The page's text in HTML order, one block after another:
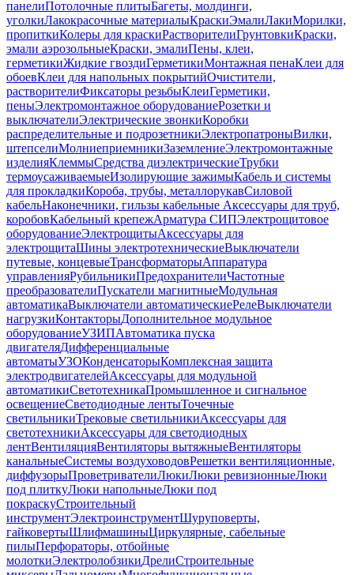
панелиПотолочные плитыБагеты, молдинги,
уголкиЛакокрасочные материалыКраскиЭмалиЛакиМорилки,
пропиткиКолеры для краскиРастворителиГрунтовкиКраски,
эмали аэрозольныеКраски, эмалиПены, клеи,
герметикиЖидкие гвоздиГерметикиМонтажная пенаКлеи для
обоевКлеи для напольных покрытийОчистители,
растворителиФиксаторы резьбыКлеиГерметики,
пеныЭлектромонтажное оборудованиеРозетки и
выключателиЭлектрические звонкиКоробки
распределительные и подрозетникиЭлектропатроныВилки,
штепселиМолниеприемникиЗаземлениеЭлектромонтажные
изделияКлеммыСредства диэлектрическиеТрубки
термоусаживаемыеИзолирующие зажимыКабель и системы
для прокладкиКороба, трубы, металлорукавСиловой
кабельНаконечники, гильзы кабельные Аксессуары для труб,
коробовКабельный крепежАрматура СИПЭлектрощитовое
оборудованиеЭлектрощитыАксессуары для
электрощитаШины электротехническиеВыключатели
путевые, концевыеТрансформаторыАппаратура
управленияРубильникиПредохранителиЧастотные
преобразователиПускатели магнитныеМодульная
автоматикаВыключатели автоматическиеРелеВыключатели
нагрузкиКонтакторыДополнительное модульное
оборудованиеУЗИПАвтоматика пуска
двигателяДифференциальные
автоматыУЗОКонденсаторыКомплексная защита
электродвигателейАксессуары для модульной
автоматикиСветотехникаПромышленное и сигнальное
освещениеСветодиодные лентыТочечные
светильникиТрековые светильникиАксессуары для
светотехникиАксессуары для светодиодных
лентВентиляцияВентиляторы вытяжныеВентиляторы
канальныеСистемы воздуховодовРешетки вентиляционные,
диффузорыПроветривателиЛюкиЛюки ревизионныеЛюки
под плиткуЛюки напольныеЛюки под
покраскуСтроительный
инструментЭлектроинструментШуруповерты,
гайковертыШлифмашиныЦиркулярные, сабельные
пилыПерфораторы, отбойные
молоткиЭлектролобзикиДрелиСтроительные